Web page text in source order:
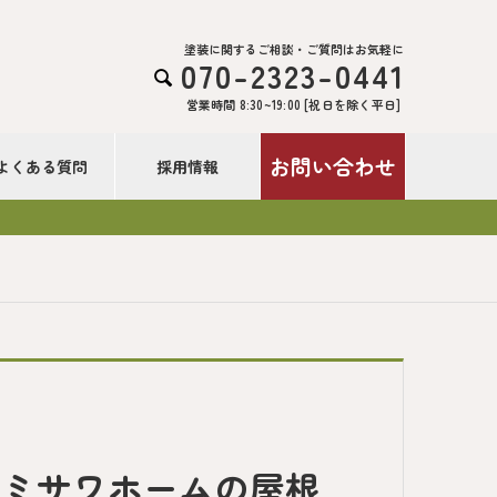

塗装に関するご相談・ご質問はお気軽に
070-2323-0441
営業時間 8:30~19:00 [祝日を除く平日]
くある質問 採用情報 お問い合わせ